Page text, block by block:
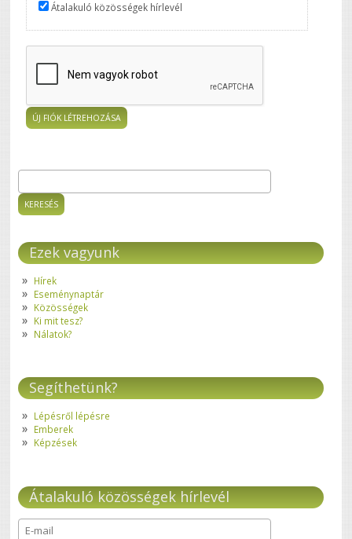
Átalakuló közösségek hírlevél
Keresés űrlap
Ezek vagyunk
Hírek
Eseménynaptár
Közösségek
Ki mit tesz?
Nálatok?
Segíthetünk?
Lépésről lépésre
Emberek
Képzések
Átalakuló közösségek hírlevél
E-mail*